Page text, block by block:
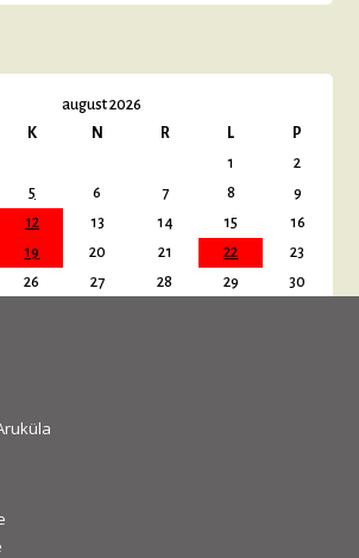
august 2026
K N R L
P
1
2
5 6 7 8
9
12 13 14 15
16
19 20 21 22
23
26 27 28 29
30